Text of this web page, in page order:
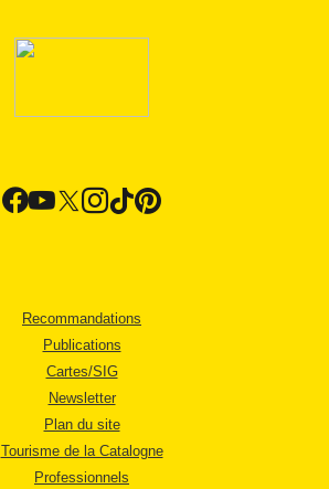
Recommandations
Publications
Cartes/SIG
Newsletter
Plan du site
Tourisme de la Catalogne
Professionnels